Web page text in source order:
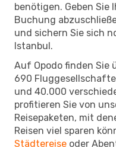
benötigen. Geben Sie
Buchung
und sichern Sie sich
Istanbul.
Auf Opodo finden Sie
690
und 40.000
profitieren Sie von
Reisepaketen, mit
Reisen viel sparen
Städtereise oder